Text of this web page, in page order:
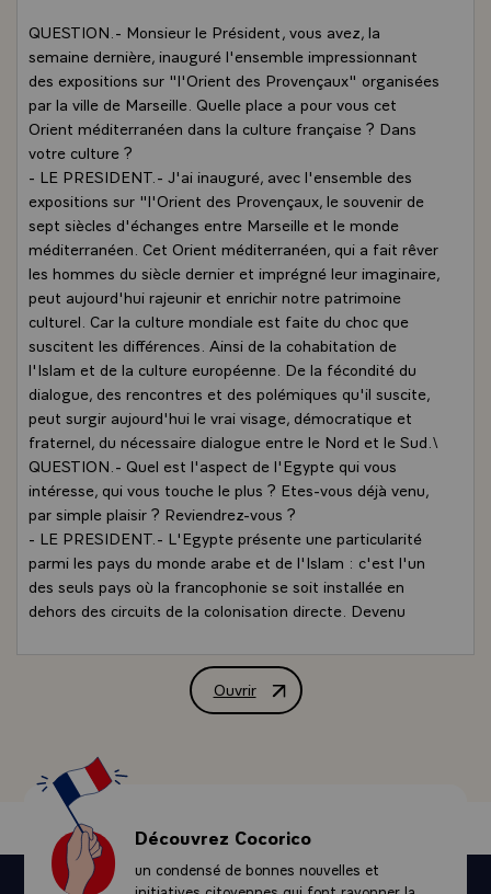
QUESTION.- Monsieur le Président, vous avez, la
semaine dernière, inauguré l'ensemble impressionnant
des expositions sur "l'Orient des Provençaux" organisées
par la ville de Marseille. Quelle place a pour vous cet
Orient méditerranéen dans la culture française ? Dans
votre culture ?
- LE PRESIDENT.- J'ai inauguré, avec l'ensemble des
expositions sur "l'Orient des Provençaux, le souvenir de
sept siècles d'échanges entre Marseille et le monde
méditerranéen. Cet Orient méditerranéen, qui a fait rêver
les hommes du siècle dernier et imprégné leur imaginaire,
peut aujourd'hui rajeunir et enrichir notre patrimoine
culturel. Car la culture mondiale est faite du choc que
suscitent les différences. Ainsi de la cohabitation de
l'Islam et de la culture européenne. De la fécondité du
dialogue, des rencontres et des polémiques qu'il suscite,
peut surgir aujourd'hui le vrai visage, démocratique et
fraternel, du nécessaire dialogue entre le Nord et le Sud.\
QUESTION.- Quel est l'aspect de l'Egypte qui vous
intéresse, qui vous touche le plus ? Etes-vous déjà venu,
par simple plaisir ? Reviendrez-vous ?
- LE PRESIDENT.- L'Egypte présente une particularité
parmi les pays du monde arabe et de l'Islam : c'est l'un
des seuls pays où la francophonie se soit installée en
dehors des circuits de la colonisation directe. Devenu
dans les lycées. C'est par le Français que l'Egypte, au
seuil du XIXème siècle, s'est ouverte à la modernité.
cinéaste égyptien Youssef Chahine, "Bonaparte en
Egypte", qui sera réalisé en co-production avec la France.
Y seront abordés les contradictions de la Révolution
française et de son expansionisme militaire. Mais y seront
également évoqués les premiers égyptologues, et les
médecins qui luttèrent contre la peste. C'est tout cela,
Ouvrir
Entretien de M. François Mitterrand,
Découvrez Cocorico
un condensé de bonnes nouvelles et